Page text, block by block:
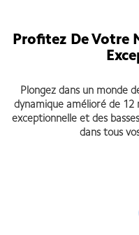
Profitez De Votre
Plongez dans un monde
dynamique amélioré de 12
exceptionnelle et des
dans tous